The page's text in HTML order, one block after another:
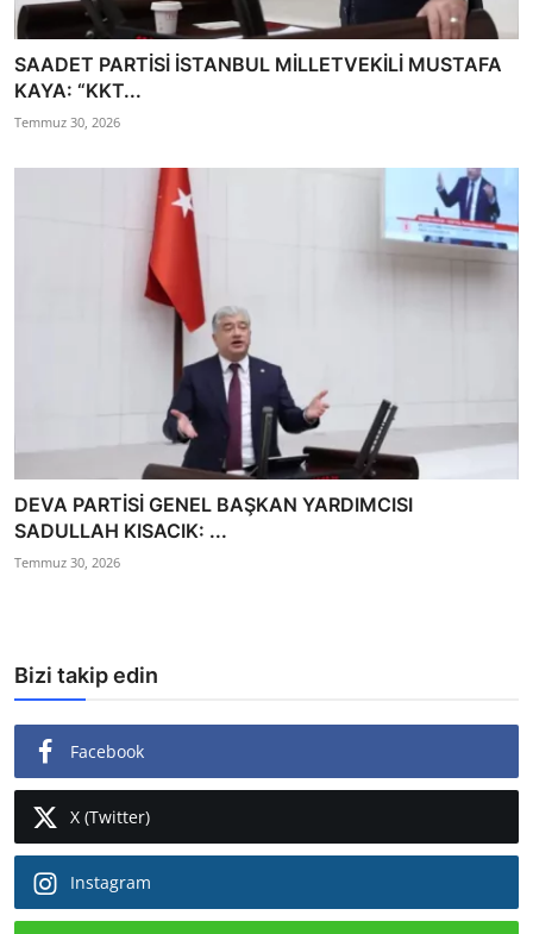
SAADET PARTİSİ İSTANBUL MİLLETVEKİLİ MUSTAFA
KAYA: “KKT...
Temmuz 30, 2026
DEVA PARTİSİ GENEL BAŞKAN YARDIMCISI
SADULLAH KISACIK: ...
Temmuz 30, 2026
Bizi takip edin
Facebook
X (Twitter)
Instagram